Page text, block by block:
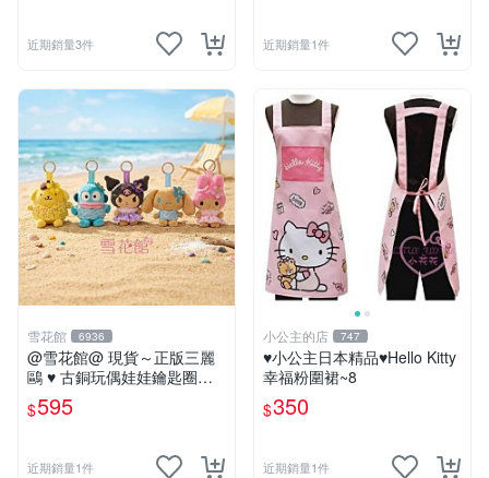
近期銷量3件 近期銷量1件
雪花館 6936
@雪花館@ 現貨～正版三麗
鷗 ♥ 古銅玩偶娃娃鑰匙圈掛
飾
$595
近期銷量1件
小公主的店 747
♥小公主日本精品♥Hello Kitty
幸福粉圍裙~8
$350
近期銷量1件